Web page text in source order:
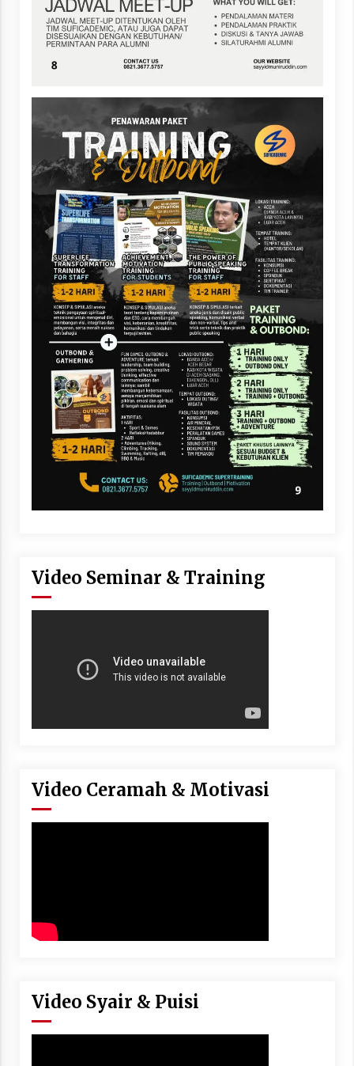
Video Seminar & Training
Video Ceramah & Motivasi
Video Syair & Puisi